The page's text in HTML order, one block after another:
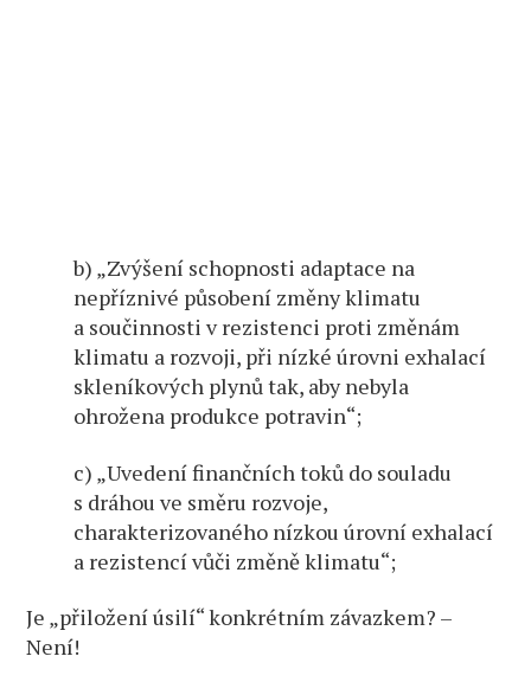
b) „Zvýšení schopnosti adaptace na
nepříznivé působení změny klimatu
a součinnosti v rezistenci proti změnám
klimatu a rozvoji, při nízké úrovni exhalací
skleníkových plynů tak, aby nebyla
ohrožena produkce potravin“;
c) „Uvedení finančních toků do souladu
s dráhou ve směru rozvoje,
charakterizovaného nízkou úrovní exhalací
a rezistencí vůči změně klimatu“;
Je „přiložení úsilí“ konkrétním závazkem? –
Není!